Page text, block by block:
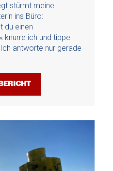
stürmt meine
ins Büro:
du einen
knurre ich und tippe
antworte nur gerade